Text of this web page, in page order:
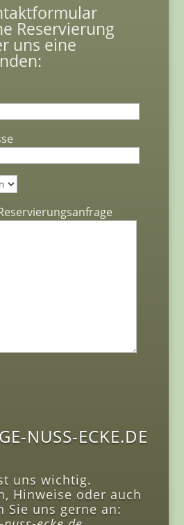
Reservierung
uns eine
NUSS-ECKE.DE
uns wichtig.
Hinweise oder auch
Sie uns gerne an: